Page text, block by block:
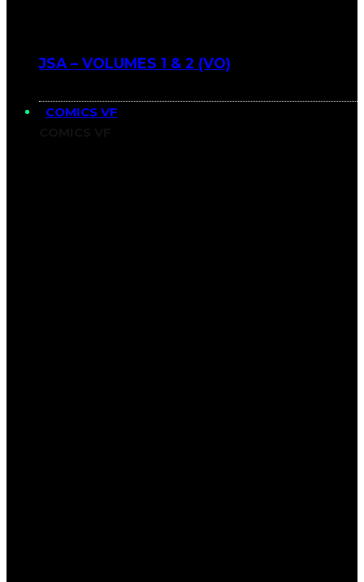
JSA – VOLUMES 1 & 2 (VO)
COMICS VF